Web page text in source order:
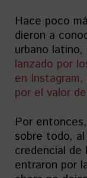
Hace poco
dieron a
urbano latino,
lanzado por
en
por el valor
Por
sobre todo,
credencial de
entraron por